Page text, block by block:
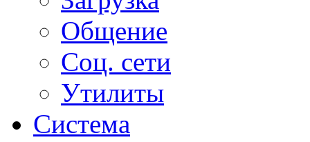
Общение
Соц. сети
Утилиты
Система